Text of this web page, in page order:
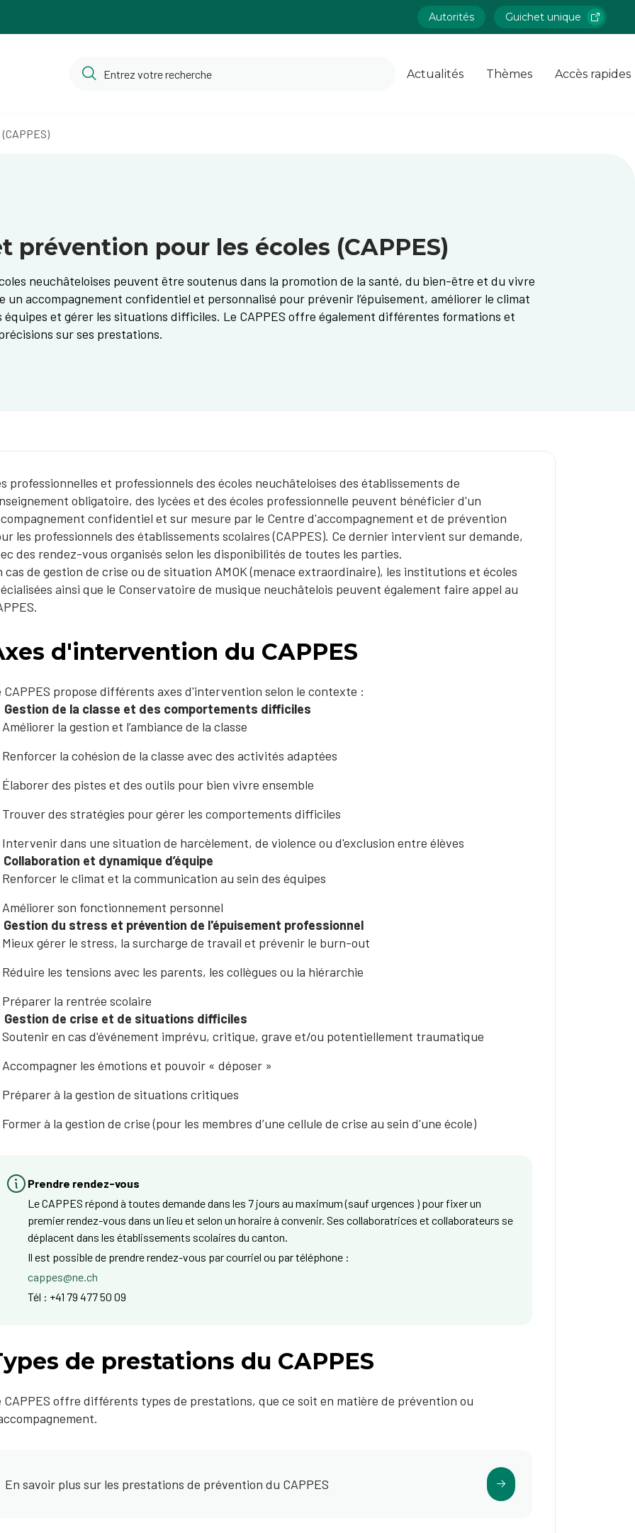
Autorités Guichet unique
Actualités Thèmes Accès rapides
pour les écoles (CAPPES)
neuchâteloises peuvent être soutenus dans la promotion de la santé, du bien-être et du vivre
un accompagnement confidentiel et personnalisé pour prévenir l’épuisement, améliorer le climat
et gérer les situations difficiles. Le CAPPES offre également différentes formations et
sur ses prestations.
professionnelles et professionnels des écoles neuchâteloises des établissements de
obligatoire, des lycées et des écoles professionnelle peuvent bénéficier d'un
confidentiel et sur mesure par le Centre d'accompagnement et de prévention
les professionnels des établissements scolaires (CAPPES). Ce dernier intervient sur demande,
des rendez-vous organisés selon les disponibilités de toutes les parties.
cas de gestion de crise ou de situation AMOK (menace extraordinaire), les institutions et écoles
ainsi que le Conservatoire de musique neuchâtelois peuvent également faire appel au
d'intervention du CAPPES
CAPPES propose différents axes d'intervention selon le contexte :
Gestion de la classe et des comportements difficiles
Améliorer la gestion et l’ambiance de la classe
Renforcer la cohésion de la classe avec des activités adaptées
Élaborer des pistes et des outils pour bien vivre ensemble
Trouver des stratégies pour gérer les comportements difficiles
Intervenir dans une situation de harcèlement, de violence ou d'exclusion entre élèves
Collaboration et dynamique d’équipe
Renforcer le climat et la communication au sein des équipes
Améliorer son fonctionnement personnel
Gestion du stress et prévention de l'épuisement professionnel
Mieux gérer le stress, la surcharge de travail et prévenir le burn-out
Réduire les tensions avec les parents, les collègues ou la hiérarchie
Préparer la rentrée scolaire
Gestion de crise et de situations difficiles
Soutenir en cas d'événement imprévu, critique, grave et/ou potentiellement traumatique
Accompagner les émotions et pouvoir « déposer »
Préparer à la gestion de situations critiques
Former à la gestion de crise (pour les membres d’une cellule de crise au sein d'une école)
Prendre rendez-vous
Le CAPPES répond à toutes demande dans les 7 jours au maximum (sauf urgences ) pour fixer un
premier rendez-vous dans un lieu et selon un horaire à convenir. Ses collaboratrices et collaborateurs se
déplacent dans les établissements scolaires du canton.
Il est possible de prendre rendez-vous par courriel ou par téléphone :
cappes@ne.ch
Tél : +41 79 477 50 09
de prestations du CAPPES
CAPPES offre différents types de prestations, que ce soit en matière de prévention ou
En savoir plus sur les prestations de prévention du CAPPES